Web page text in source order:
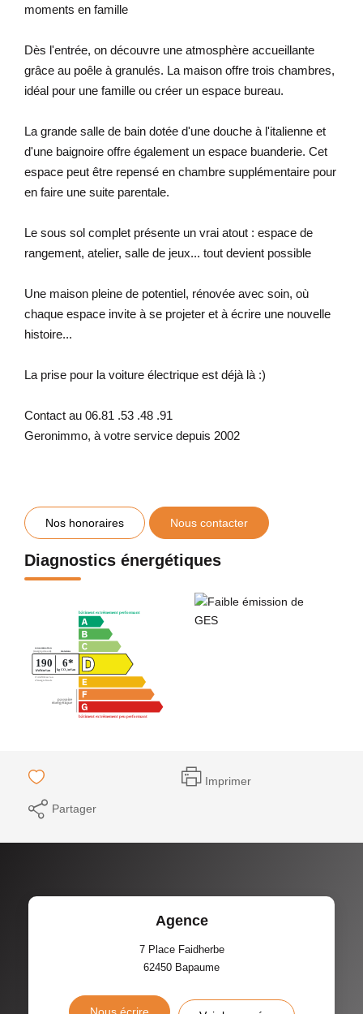
moments en famille
Dès l'entrée, on découvre une atmosphère accueillante
grâce au poêle à granulés. La maison offre trois chambres,
idéal pour une famille ou créer un espace bureau.
La grande salle de bain dotée d'une douche à l'italienne et
d'une baignoire offre également un espace buanderie. Cet
espace peut être repensé en chambre supplémentaire pour
en faire une suite parentale.
Le sous sol complet présente un vrai atout : espace de
rangement, atelier, salle de jeux... tout devient possible
Une maison pleine de potentiel, rénovée avec soin, où
chaque espace invite à se projeter et à écrire une nouvelle
histoire...
La prise pour la voiture électrique est déjà là :)
Contact au 06.81 .53 .48 .91
Geronimmo, à votre service depuis 2002
Nos honoraires Nous contacter
Diagnostics énergétiques
Imprimer
Partager
Agence
7 Place Faidherbe
62450 Bapaume
Nous écrire